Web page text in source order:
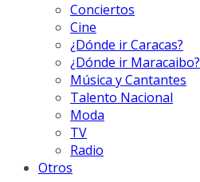
Conciertos
Cine
¿Dónde ir Caracas?
¿Dónde ir Maracaibo?
Música y Cantantes
Talento Nacional
Moda
TV
Radio
Otros